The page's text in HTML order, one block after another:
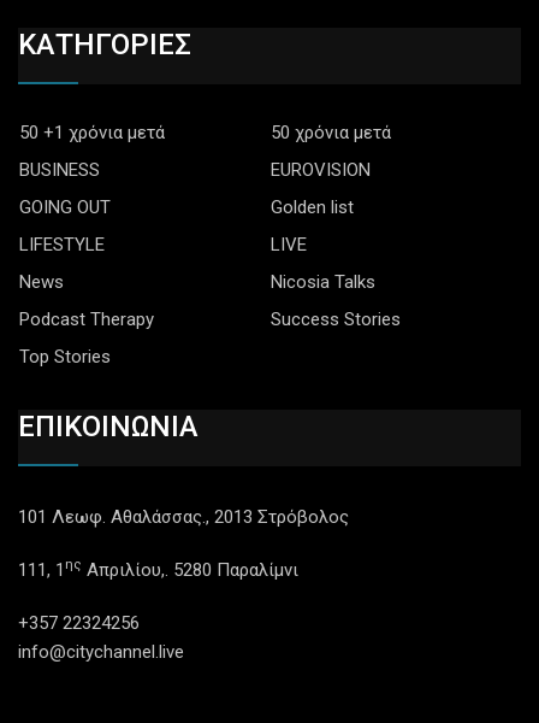
ΚΑΤΗΓΟΡΙΕΣ
50 +1 χρόνια μετά
50 χρόνια μετά
BUSINESS
EUROVISION
GOING OUT
Golden list
LIFESTYLE
LIVE
News
Nicosia Talks
Podcast Therapy
Success Stories
Top Stories
ΕΠΙΚΟΙΝΩΝΙΑ
101 Λεωφ. Αθαλάσσας., 2013 Στρόβολος
111, 1 ης Απριλίου,. 5280 Παραλίμνι
+357 22324256
info@citychannel.live